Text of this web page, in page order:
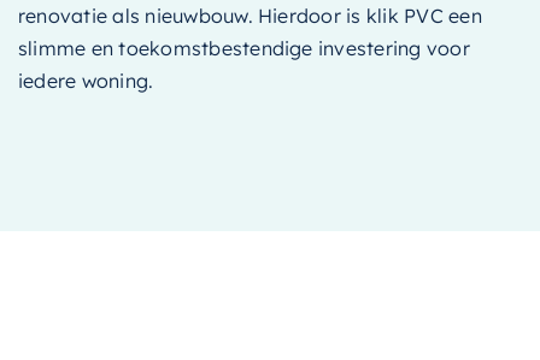
renovatie als nieuwbouw. Hierdoor is klik PVC een
slimme en toekomstbestendige investering voor
iedere woning.